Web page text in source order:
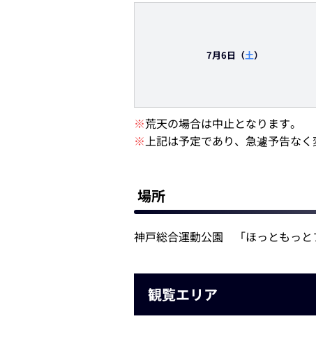
7月6日（土）
※荒天の場合は中止となります。
※ 上記は予定であり、急遽予告な
場所
神戸総合運動公園 「ほっともっと
観覧エリア